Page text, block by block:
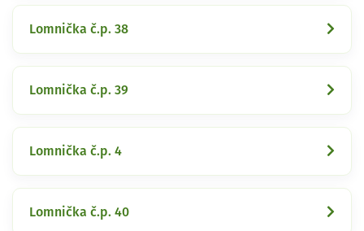
Lomnička č.p. 38
Lomnička č.p. 39
Lomnička č.p. 4
Lomnička č.p. 40